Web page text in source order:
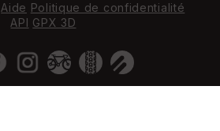
Aide Politique de confidentialité
API GPX 3D